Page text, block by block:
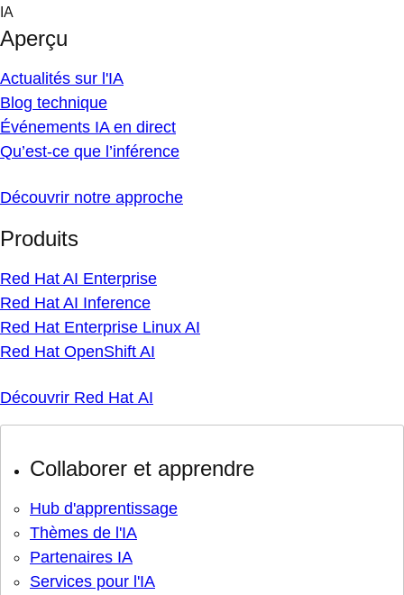
Skip
content
IA
Aperçu
Actualités sur l'IA
Blog technique
Événements IA en direct
Qu’est-ce que l’inférence
Découvrir notre approche
Produits
Red Hat AI Enterprise
Red Hat AI Inference
Red Hat Enterprise Linux AI
Red Hat OpenShift AI
Découvrir Red Hat AI
Collaborer et apprendre
Hub d'apprentissage
Thèmes de l'IA
Partenaires IA
Services pour l'IA